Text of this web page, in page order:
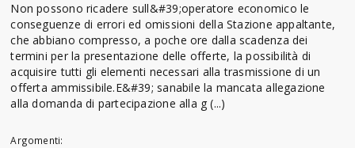
Non possono ricadere sull&#39;operatore economico le
conseguenze di errori ed omissioni della Stazione appaltante,
che abbiano compresso, a poche ore dalla scadenza dei
termini per la presentazione delle offerte, la possibilità di
acquisire tutti gli elementi necessari alla trasmissione di un
offerta ammissibile.E&#39; sanabile la mancata allegazione
alla domanda di partecipazione alla g (...)
Argomenti: